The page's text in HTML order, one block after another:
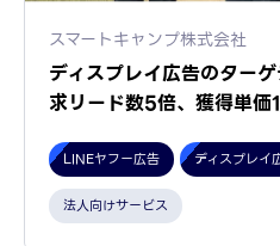
スマートキャンプ株式会社
ディスプレイ広告のター
求リード数5倍、獲得単価
LINEヤフー広告 ディスプレイ
法人向けサービス